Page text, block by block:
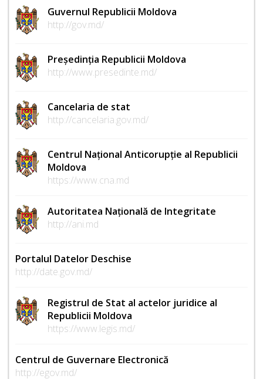
Guvernul Republicii Moldova
http://gov.md/
Președinția Republicii Moldova
http://www.presedinte.md/
Cancelaria de stat
http://cancelaria.gov.md/
Centrul Național Anticorupție al Republicii
Moldova
https://www.cna.md
Autoritatea Națională de Integritate
http://ani.md
Portalul Datelor Deschise
http://date.gov.md/
Registrul de Stat al actelor juridice al
Republicii Moldova
https://www.legis.md/
Centrul de Guvernare Electronică
http://egov.md/